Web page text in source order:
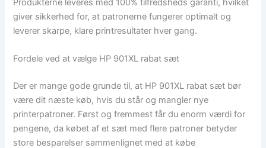
Produkterne leveres med 100% tilfredsheds garanti, hvilket
giver sikkerhed for, at patronerne fungerer optimalt og
leverer skarpe, klare printresultater hver gang.
Fordele ved at vælge HP 901XL rabat sæt
Der er mange gode grunde til, at HP 901XL rabat sæt bør
være dit næste køb, hvis du står og mangler nye
printerpatroner. Først og fremmest får du enorm værdi for
pengene, da købet af et sæt med flere patroner betyder
store besparelser sammenlignet med at købe